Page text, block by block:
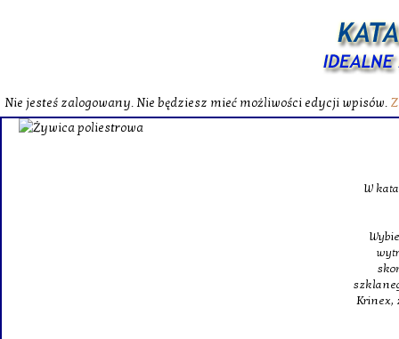
Nie jesteś zalogowany. Nie będziesz mieć możliwości edycji wpisów.
W
szklanego
Krinex,